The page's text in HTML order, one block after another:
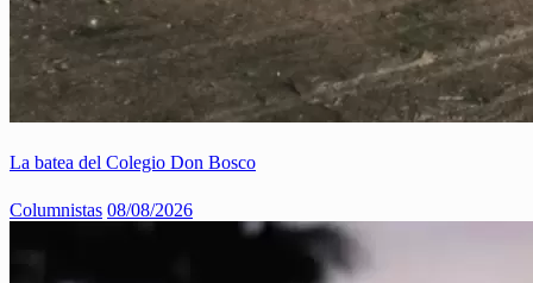
La batea del Colegio Don Bosco
Columnistas 08/08/2026